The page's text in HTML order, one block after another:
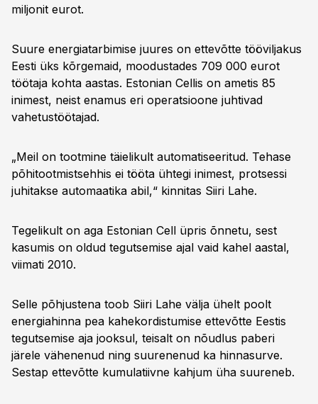
miljonit eurot.
Suure energiatarbimise juures on ettevõtte tööviljakus
Eesti üks kõrgemaid, moodustades 709 000 eurot
töötaja kohta aastas. Estonian Cellis on ametis 85
inimest, neist enamus eri operatsioone juhtivad
vahetustöötajad.
„Meil on tootmine täielikult automatiseeritud. Tehase
põhitootmistsehhis ei tööta ühtegi inimest, protsessi
juhitakse automaatika abil,“ kinnitas Siiri Lahe.
Tegelikult on aga Estonian Cell üpris õnnetu, sest
kasumis on oldud tegutsemise ajal vaid kahel aastal,
viimati 2010.
Selle põhjustena toob Siiri Lahe välja ühelt poolt
energiahinna pea kahekordistumise ettevõtte Eestis
tegutsemise aja jooksul, teisalt on nõudlus paberi
järele vähenenud ning suurenenud ka hinnasurve.
Sestap ettevõtte kumulatiivne kahjum üha suureneb.